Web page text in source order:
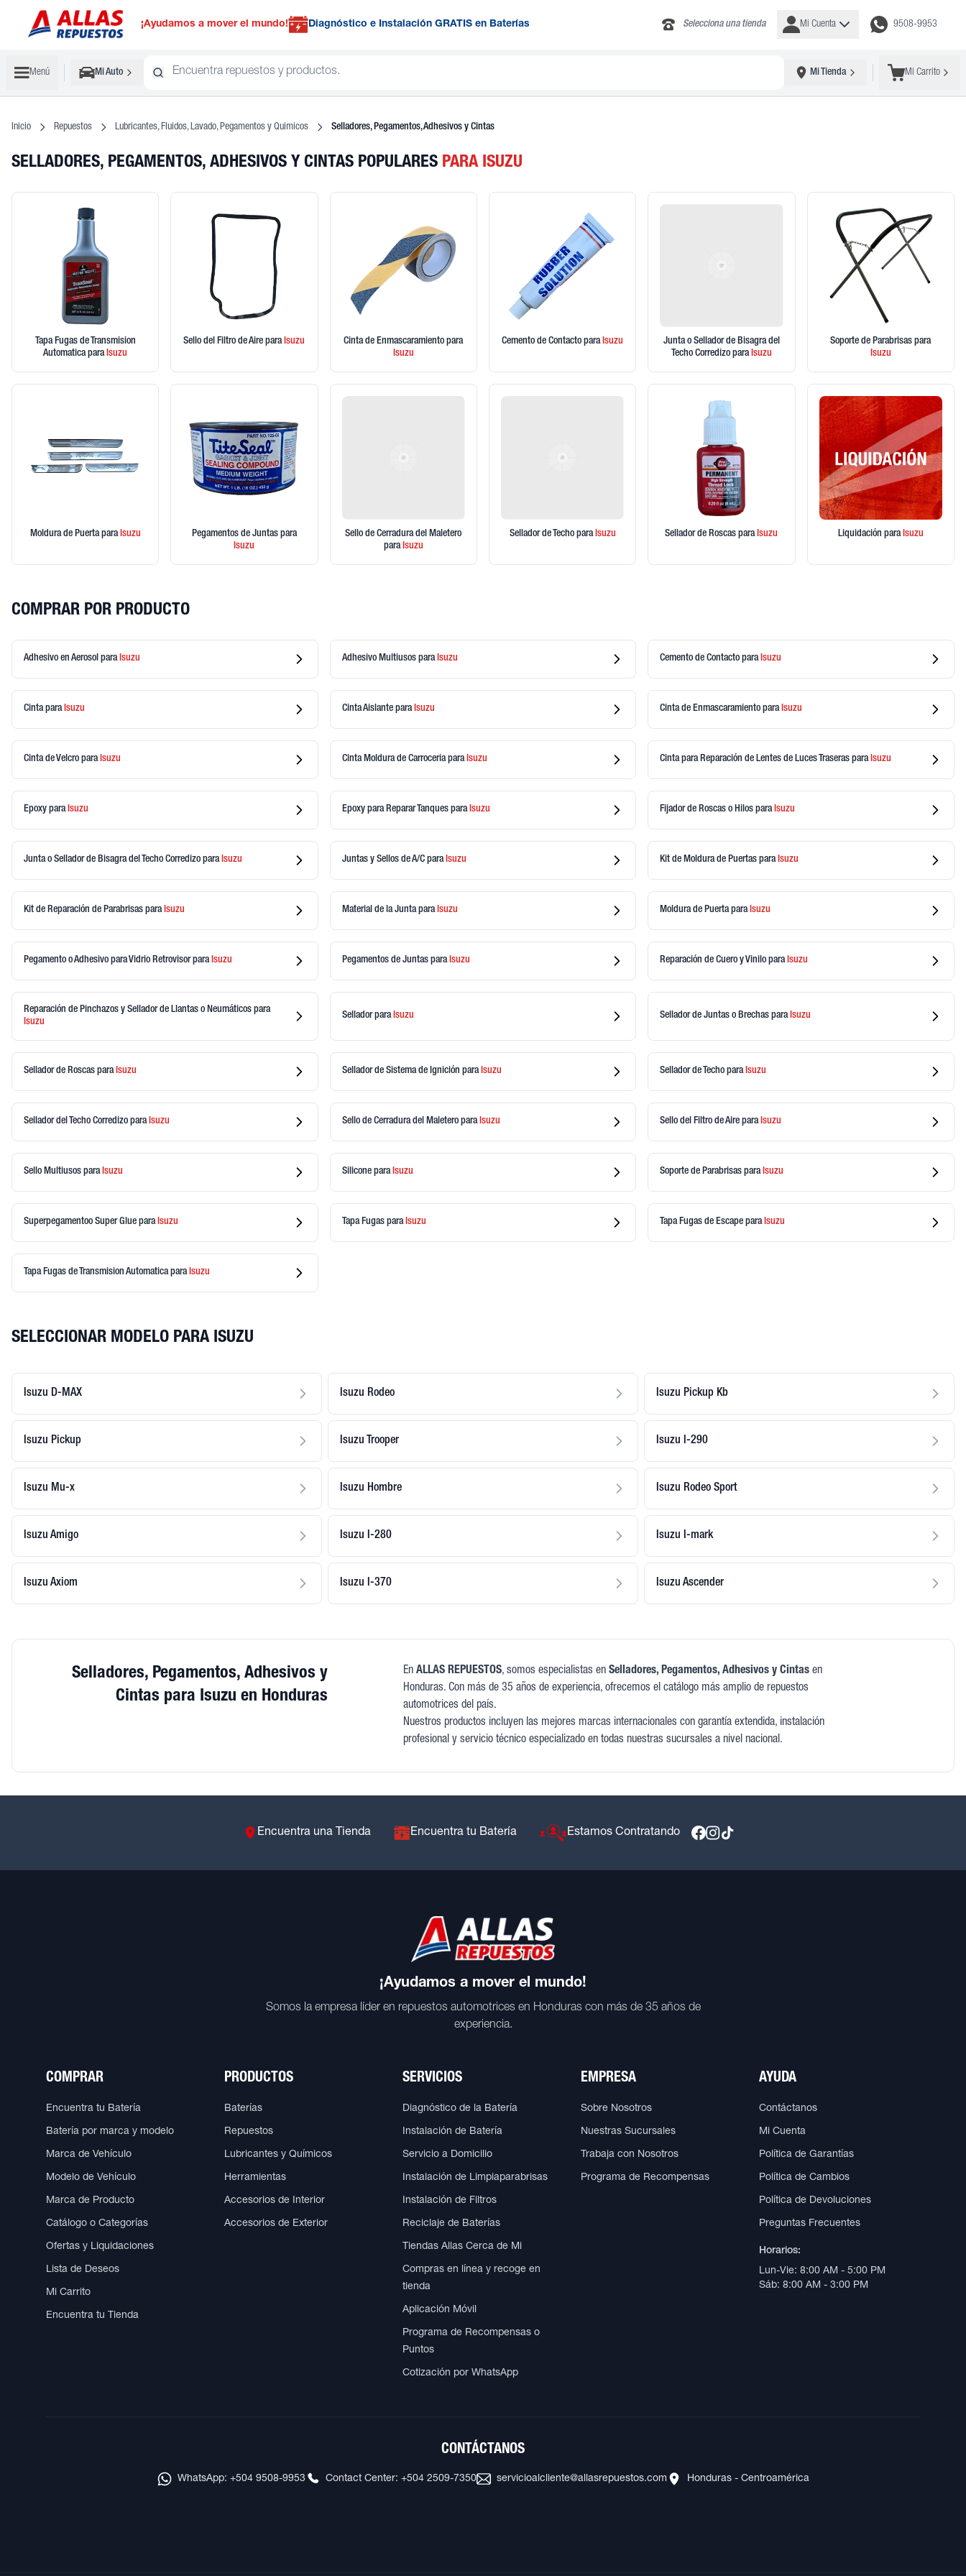
¡Ayudamos a mover el mundo! Diagnóstico e Instalación GRATIS en Baterías Selecciona una tienda Mi Cuenta 9508-9953
Menú Mi Auto Mi Tienda Mi Carrito
Inicio Repuestos Lubricantes, Fluidos, Lavado, Pegamentos y Quimicos Selladores, Pegamentos, Adhesivos y Cintas
SELLADORES, PEGAMENTOS, ADHESIVOS Y CINTAS POPULARES PARA ISUZU
Tapa Fugas de Transmision
Automatica paraIsuzu
Sello del Filtro de Aire paraIsuzu Cinta de Enmascaramiento para
Isuzu
Cemento de Contacto paraIsuzu
Junta o Sellador de Bisagra del
Techo Corredizo paraIsuzu
Soporte de Parabrisas para
Isuzu
Moldura de Puertapara Isuzu Pegamentos de Juntas para
Isuzu
Sello de Cerradura del Maletero
para Isuzu
Sellador de Techo para Isuzu Sellador de Roscaspara Isuzu Liquidación para Isuzu
COMPRAR POR PRODUCTO
Adhesivo en Aerosol paraIsuzu Adhesivo Multiusos paraIsuzu Cemento de Contacto paraIsuzu
Cinta paraIsuzu Cinta Aislante paraIsuzu Cinta de Enmascaramiento paraIsuzu
Cinta de Velcro paraIsuzu Cinta Moldura de Carroceria paraIsuzu Cinta para Reparación de Lentes de Luces Traseras paraIsuzu
Epoxy paraIsuzu Epoxy para Reparar Tanques paraIsuzu Fijador de Roscas o Hilos paraIsuzu
Junta o Sellador de Bisagra del Techo Corredizo paraIsuzu Juntas y Sellos de A/C paraIsuzu Kit de Moldura de Puertas paraIsuzu
Kit de Reparación de Parabrisas paraIsuzu Material de la Junta paraIsuzu Moldura de Puerta paraIsuzu
Pegamento o Adhesivo para Vidrio Retrovisor paraIsuzu Pegamentos de Juntas paraIsuzu Reparación de Cuero y Vinilo paraIsuzu
Reparación de Pinchazos y Sellador de Llantas o Neumáticos para
Isuzu
Sellador paraIsuzu Sellador de Juntas o Brechas paraIsuzu
Sellador de Roscas paraIsuzu Sellador de Sistema de Ignición paraIsuzu Sellador de Techo paraIsuzu
Sellador del Techo Corredizo paraIsuzu Sello de Cerradura del Maletero paraIsuzu Sello del Filtro de Aire paraIsuzu
Sello Multiusos paraIsuzu Silicone paraIsuzu Soporte de Parabrisas paraIsuzu
Superpegamentoo Super Glue paraIsuzu Tapa Fugas paraIsuzu Tapa Fugas de Escape paraIsuzu
Tapa Fugas de Transmision Automatica paraIsuzu
SELECCIONAR MODELO PARA ISUZU
Isuzu D-MAX Isuzu Rodeo Isuzu Pickup Kb
Isuzu Pickup Isuzu Trooper Isuzu I-290
Isuzu Mu-x Isuzu Hombre Isuzu Rodeo Sport
Isuzu Amigo Isuzu I-280 Isuzu I-mark
Isuzu Axiom Isuzu I-370 Isuzu Ascender
Selladores, Pegamentos, Adhesivos y
Cintas para Isuzu en Honduras
En ALLAS REPUESTOS, somos especialistas en Selladores, Pegamentos, Adhesivos y Cintasen
Honduras. Con más de 35 años de experiencia, ofrecemos el catálogo más amplio de repuestos
automotrices del país.
Nuestros productos incluyen las mejores marcas internacionales con garantía extendida, instalación
profesional y servicio técnico especializado en todas nuestras sucursales a nivel nacional.
Encuentra una Tienda Encuentra tu Batería Estamos Contratando
¡Ayudamos a mover el mundo!
Somos la empresa líder en repuestos automotrices en Honduras con más de 35 años de
experiencia.
COMPRAR
Encuentra tu Batería
Batería por marca y modelo
Marca de Vehículo
Modelo de Vehículo
Marca de Producto
Catálogo o Categorías
Ofertas y Liquidaciones
Lista de Deseos
Mi Carrito
Encuentra tu Tienda
PRODUCTOS
Baterías
Repuestos
Lubricantes y Químicos
Herramientas
Accesorios de Interior
Accesorios de Exterior
SERVICIOS
Diagnóstico de la Batería
Instalación de Batería
Servicio a Domicilio
Instalación de Limpiaparabrisas
Instalación de Filtros
Reciclaje de Baterías
Tiendas Allas Cerca de Mi
Compras en línea y recoge en
tienda
Aplicación Móvil
Programa de Recompensas o
Puntos
Cotización por WhatsApp
EMPRESA
Sobre Nosotros
Nuestras Sucursales
Trabaja con Nosotros
Programa de Recompensas
AYUDA
Contáctanos
Mi Cuenta
Política de Garantías
Política de Cambios
Política de Devoluciones
Preguntas Frecuentes
Horarios:
Lun-Vie: 8:00 AM - 5:00 PM
Sáb: 8:00 AM - 3:00 PM
CONTÁCTANOS
WhatsApp: +504 9508-9953 Contact Center: +504 2509-7350 servicioalcliente@allasrepuestos.com Honduras - Centroamérica